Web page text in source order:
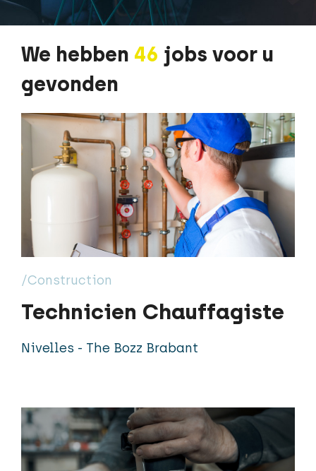
We hebben 46 jobs voor u
gevonden
/Construction
Technicien Chauffagiste
Nivelles - The Bozz Brabant